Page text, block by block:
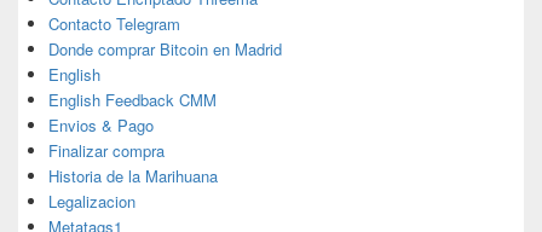
Contacto Telegram
Donde comprar Bitcoin en Madrid
English
English Feedback CMM
Envios & Pago
Finalizar compra
Historia de la Marihuana
Legalizacion
Metatags1